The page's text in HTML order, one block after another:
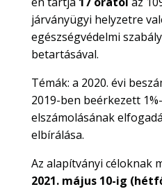
járványügyi helyzetre
egészségvédelmi
betartásával.
Témák: a 2020. évi
2019-ben beérkezett
elszámolásának
elbírálása.
Az alapítványi céloknak
2021. május 10-ig